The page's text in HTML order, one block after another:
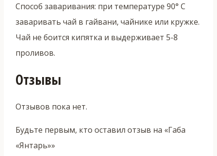
Способ заваривания: при температуре 90° C
заваривать чай в гайвани, чайнике или кружке.
Чай не боится кипятка и выдерживает 5-8
проливов.
Отзывы
Отзывов пока нет.
Будьте первым, кто оставил отзыв на «Габа
«Янтарь»»